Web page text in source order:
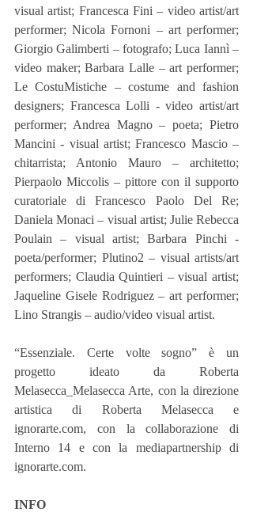
visual artist; Francesca Fini – video artist/art
performer; Nicola Fornoni – art performer;
Giorgio Galimberti – fotografo; Luca Iannì –
video maker; Barbara Lalle – art performer;
Le CostuMistiche – costume and fashion
designers; Francesca Lolli - video artist/art
performer; Andrea Magno – poeta; Pietro
Mancini - visual artist; Francesco Mascio –
chitarrista; Antonio Mauro – architetto;
Pierpaolo Miccolis – pittore con il supporto
curatoriale di Francesco Paolo Del Re;
Daniela Monaci – visual artist; Julie Rebecca
Poulain – visual artist; Barbara Pinchi -
poeta/performer; Plutino2 – visual artists/art
performers; Claudia Quintieri – visual artist;
Jaqueline Gisele Rodriguez – art performer;
Lino Strangis – audio/video visual artist.
“Essenziale. Certe volte sogno” è un
progetto ideato da Roberta
Melasecca_Melasecca Arte, con la direzione
artistica di Roberta Melasecca e
ignorarte.com, con la collaborazione di
Interno 14 e con la mediapartnership di
ignorarte.com.
INFO